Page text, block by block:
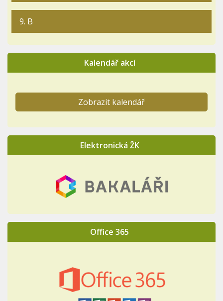
9. B
Kalendář akcí
Zobrazit kalendář
Elektronická ŽK
Office 365